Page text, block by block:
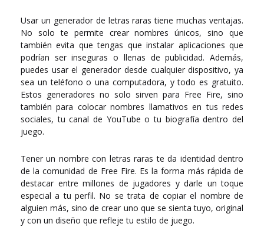
Usar un generador de letras raras tiene muchas ventajas.
No solo te permite crear nombres únicos, sino que
también evita que tengas que instalar aplicaciones que
podrían ser inseguras o llenas de publicidad. Además,
puedes usar el generador desde cualquier dispositivo, ya
sea un teléfono o una computadora, y todo es gratuito.
Estos generadores no solo sirven para Free Fire, sino
también para colocar nombres llamativos en tus redes
sociales, tu canal de YouTube o tu biografía dentro del
juego.
Tener un nombre con letras raras te da identidad dentro
de la comunidad de Free Fire. Es la forma más rápida de
destacar entre millones de jugadores y darle un toque
especial a tu perfil. No se trata de copiar el nombre de
alguien más, sino de crear uno que se sienta tuyo, original
y con un diseño que refleje tu estilo de juego.